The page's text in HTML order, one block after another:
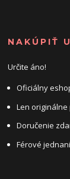
NAKÚPIŤ
Určite áno!
Oficiálny
Len
Doručenie
Férové